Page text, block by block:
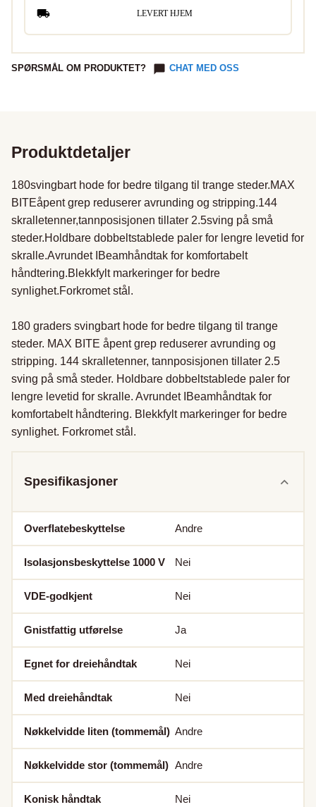
LEVERT HJEM
SPØRSMÅL OM PRODUKTET? CHAT MED OSS
Produktdetaljer
180svingbart hode for bedre tilgang til trange steder.MAX
BITEåpent grep reduserer avrunding og stripping.144
skralletenner,tannposisjonen tillater 2.5sving på små
steder.Holdbare dobbeltstablede paler for lengre levetid for
skralle.Avrundet IBeamhåndtak for komfortabelt
håndtering.Blekkfylt markeringer for bedre
synlighet.Forkromet stål.
180 graders svingbart hode for bedre tilgang til trange
steder. MAX BITE åpent grep reduserer avrunding og
stripping. 144 skralletenner, tannposisjonen tillater 2.5
sving på små steder. Holdbare dobbeltstablede paler for
lengre levetid for skralle. Avrundet IBeamhåndtak for
komfortabelt håndtering. Blekkfylt markeringer for bedre
synlighet. Forkromet stål.
Spesifikasjoner
Overflatebeskyttelse Andre
Isolasjonsbeskyttelse 1000 V Nei
VDE-godkjent Nei
Gnistfattig utførelse Ja
Egnet for dreiehåndtak Nei
Med dreiehåndtak Nei
Nøkkelvidde liten (tommemål) Andre
Nøkkelvidde stor (tommemål) Andre
Konisk håndtak Nei